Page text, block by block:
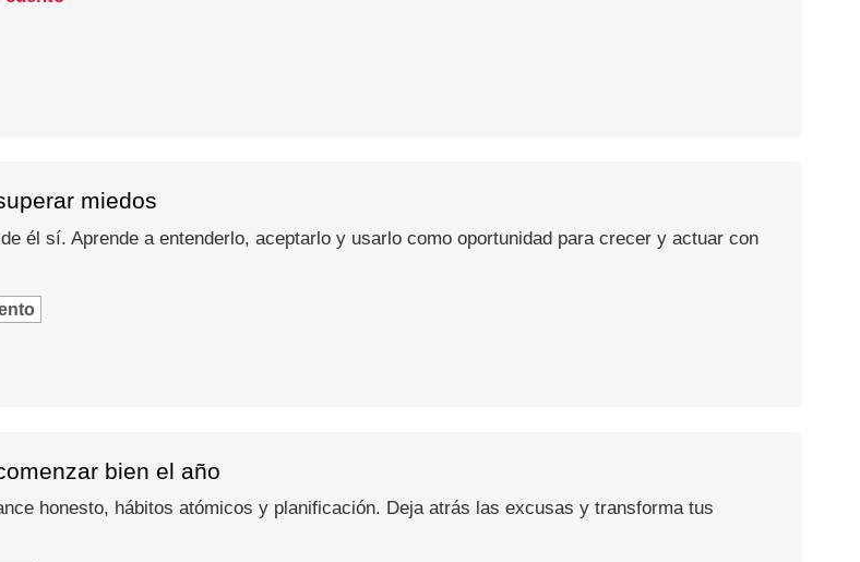
miedos
él sí. Aprende a entenderlo, aceptarlo y usarlo como oportunidad para crecer y actuar con
bien el año
honesto, hábitos atómicos y planificación. Deja atrás las excusas y transforma tus